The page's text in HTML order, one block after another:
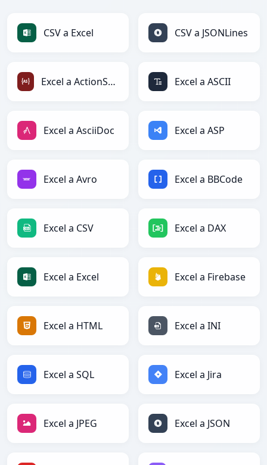
CSV a Excel CSV a JSONLines
Excel a ActionScript Excel a ASCII
Excel a AsciiDoc Excel a ASP
Excel a Avro Excel a BBCode
Excel a CSV Excel a DAX
Excel a Excel Excel a Firebase
Excel a HTML Excel a INI
Excel a SQL Excel a Jira
Excel a JPEG Excel a JSON